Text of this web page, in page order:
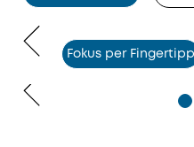
Fokus per Fingertipp